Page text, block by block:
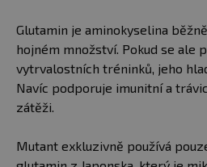
Glutamin je aminokyselina
hojném množství. Pokud se ale
vytrvalostních tréninků, jeho
Navíc podporuje imunitní a
zátěži.
Mutant exkluzivně používá